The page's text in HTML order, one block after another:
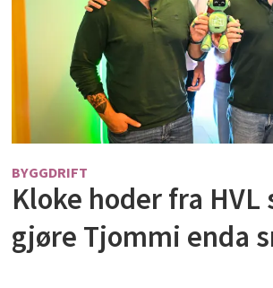
BYGGDRIFT
Kloke hoder fra HVL
gjøre Tjommi enda